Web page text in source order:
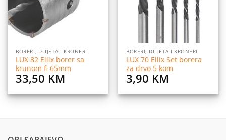
BORERI, DLIJETA I KRONERI
LUX 82 Ellix borer sa
krunom fi 65mm
33,50 KM
BORERI, DLIJETA I KRONERI
LUX 70 Ellix Set borera
za drvo 5 kom
3,90 KM